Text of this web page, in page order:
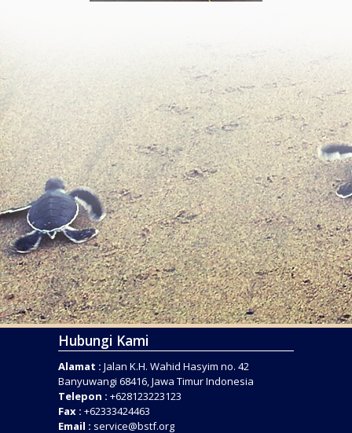
Hubungi Kami
Alamat : Jalan K.H. Wahid Hasyim no. 42
Banyuwangi 68416, Jawa Timur Indonesia
Telepon : +628123223123
Fax : +62333424463
Email : service@bstf.org